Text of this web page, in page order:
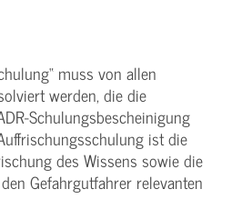
muss von allen
werden, die die
Schulungsbescheinigung
ist die
des Wissens sowie die
Gefahrgutfahrer relevanten